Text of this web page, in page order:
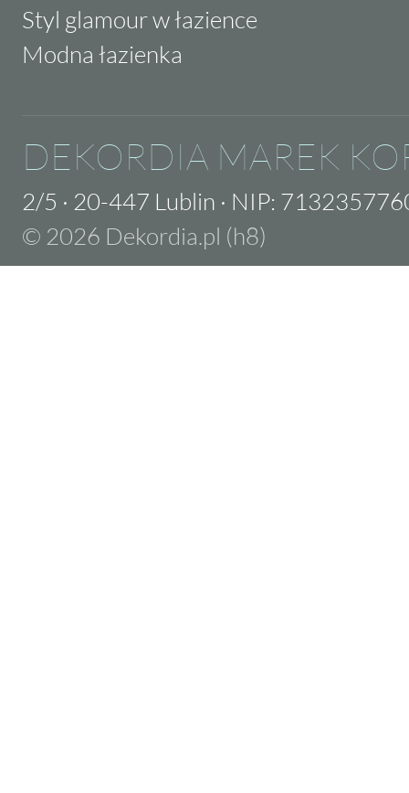
Styl glamour w łazience
Modna łazienka
DEKORDIA MAREK
2/5 · 20-447 Lublin · NIP:
© 2026 Dekordia.pl (h8)